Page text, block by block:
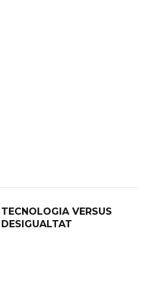
TECNOLOGIA VERSUS
DESIGUALTAT